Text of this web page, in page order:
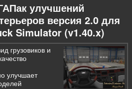
улучшений
версия 2.0 для
Simulator (v1.40.x)
грузовиков и
улучшает